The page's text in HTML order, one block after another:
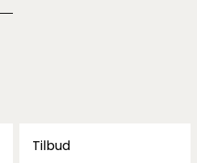
Tilbud